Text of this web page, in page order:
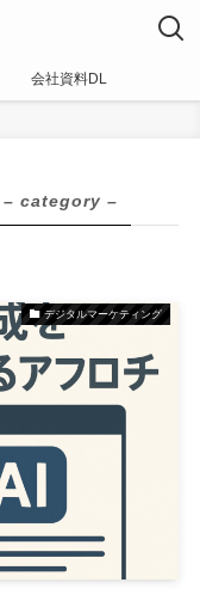
会社資料DL
– category –
デジタルマーケティング